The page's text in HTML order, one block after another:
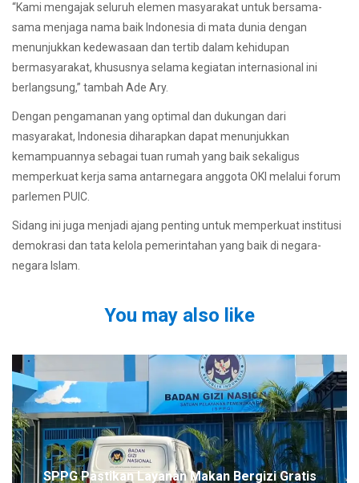
“Kami mengajak seluruh elemen masyarakat untuk bersama-
sama menjaga nama baik Indonesia di mata dunia dengan
menunjukkan kedewasaan dan tertib dalam kehidupan
bermasyarakat, khususnya selama kegiatan internasional ini
berlangsung,” tambah Ade Ary.
Dengan pengamanan yang optimal dan dukungan dari
masyarakat, Indonesia diharapkan dapat menunjukkan
kemampuannya sebagai tuan rumah yang baik sekaligus
memperkuat kerja sama antarnegara anggota OKI melalui forum
parlemen PUIC.
Sidang ini juga menjadi ajang penting untuk memperkuat institusi
demokrasi dan tata kelola pemerintahan yang baik di negara-
negara Islam.
You may also like
SPPG Pastikan Layanan Makan Bergizi Gratis